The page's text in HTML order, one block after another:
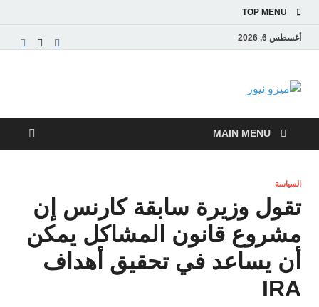
TOP MENU
أغسطس 6, 2026
ميزو نيوز
والاقتصادية
MAIN MENU
السياسة
تقول وزيرة سابقة كارنس إن
مشروع قانون المشاكل يمكن
أن يساعد في تحقيق أهداف
IRA